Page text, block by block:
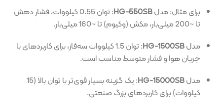
برای مثال: مدلHG-550SB
: توان 0.55 کیلووات، فشار دهش
تا ~200 میلی‌بار، مکش (وکیوم) تا ~160 میلی‌بار.
مدلHG-1500SB
: توان 1.5 کیلووات سه‌فاز، برای کاربردهای با
جریان هوا و فشار متوسط مناسب است.
مدلHG-15000SB
: یک گزینه بسیار قوی‌تر با توان بالا (15
کیلووات) برای کاربردهای بزرگ صنعتی.